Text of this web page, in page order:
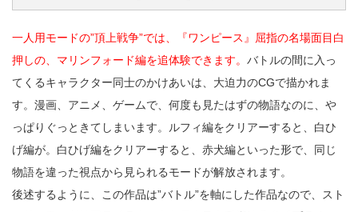
一人用モードの”頂上戦争”では、『ワンピース』屈指の名場面目白
押しの、マリンフォード編を追体験できます。 バトルの間に入っ
てくるキャラクター同士のかけあいは、大迫力のCGで描かれま
す。漫画、アニメ、ゲームで、何度も見たはずの物語なのに、や
っぱりぐっときてしまいます。ルフィ編をクリアーすると、白ひ
げ編が。白ひげ編をクリアーすると、赤犬編といった形で、同じ
物語を違った視点から見られるモードが解放されます。
後述するように、この作品は”バトル”を軸にした作品なので、スト